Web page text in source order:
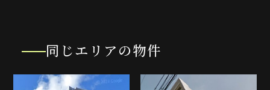
同じエリアの物件